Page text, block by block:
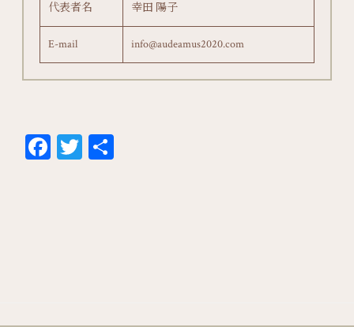
代表者名 幸田 陽子
E-mail info@audeamus2020.com
Fa T